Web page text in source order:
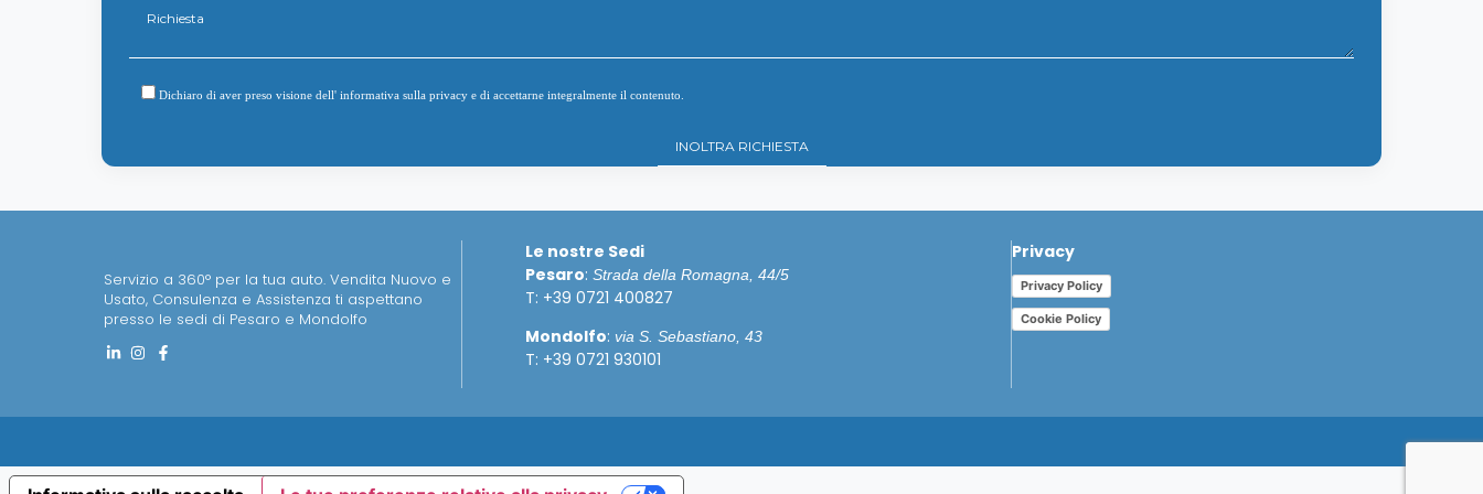
Dichiaro di aver preso visione dell' informativa sulla privacy e di accettarne integralmente il contenuto.
Servizio a 360° per la tua auto. Vendita Nuovo e
Usato, Consulenza e Assistenza ti aspettano
presso le sedi di Pesaro e Mondolfo
Le nostre Sedi
Pesaro:Strada della Romagna, 44/5
T: +39 0721 400827
Mondolfo:via S. Sebastiano, 43
T: +39 0721 930101
Privacy
Privacy Policy
Cookie Policy